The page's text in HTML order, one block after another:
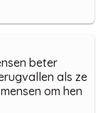
beter
als ze
om hen